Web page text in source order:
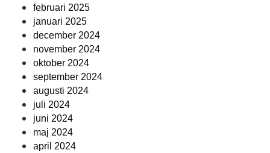
februari 2025
januari 2025
december 2024
november 2024
oktober 2024
september 2024
augusti 2024
juli 2024
juni 2024
maj 2024
april 2024